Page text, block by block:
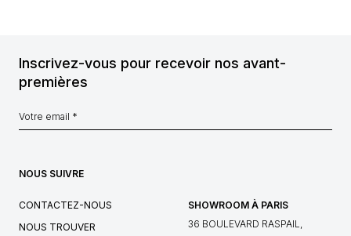
Inscrivez-vous pour recevoir nos avant-
premières
NOUS SUIVRE
CONTACTEZ-NOUS
NOUS TROUVER
SHOWROOM À PARIS
36 BOULEVARD RASPAIL,